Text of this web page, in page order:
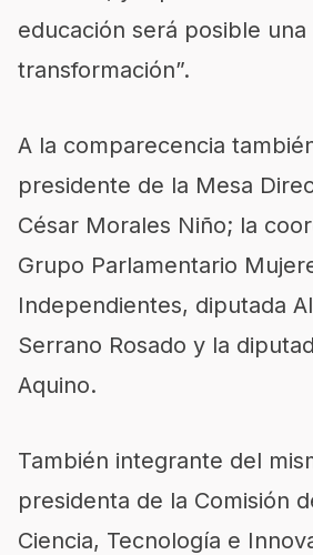
educación será posible una
transformación”.
A la comparecencia
presidente de la Mesa
César Morales Niño; la
Grupo Parlamentario
Independientes, diputada
Serrano Rosado y la
Aquino.
También integrante del
presidenta de la Comisión
Ciencia, Tecnología e